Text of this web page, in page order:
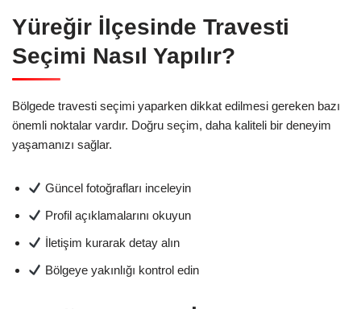
Yüreğir İlçesinde Travesti
Seçimi Nasıl Yapılır?
Bölgede travesti seçimi yaparken dikkat edilmesi gereken bazı
önemli noktalar vardır. Doğru seçim, daha kaliteli bir deneyim
yaşamanızı sağlar.
Güncel fotoğrafları inceleyin
Profil açıklamalarını okuyun
İletişim kurarak detay alın
Bölgeye yakınlığı kontrol edin